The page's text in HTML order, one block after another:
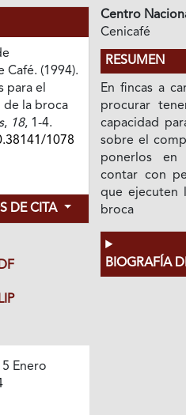
Café. (1994).
para el
la broca
, 18, 1-4.
1078
DE CITA
Enero
Centro
Cenicafé
RESUMEN
En fincas a
procurar
capacidad
sobre el
ponerlos en
contar con
que ejecuten
broca
BIOGRAFÍA